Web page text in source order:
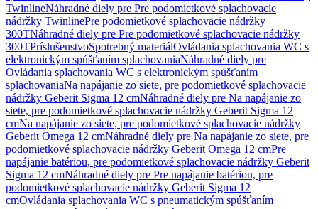
TwinlineNáhradné diely pre Pre podomietkové splachovacie
nádržky TwinlinePre podomietkové splachovacie nádržky
300TNáhradné diely pre Pre podomietkové splachovacie nádržky
300TPríslušenstvoSpotrebný materiálOvládania splachovania WC s
elektronickým spúšťaním splachovaniaNáhradné diely pre
Ovládania splachovania WC s elektronickým spúšťaním
splachovaniaNa napájanie zo siete, pre podomietkové splachovacie
nádržky Geberit Sigma 12 cmNáhradné diely pre Na napájanie zo
siete, pre podomietkové splachovacie nádržky Geberit Sigma 12
cmNa napájanie zo siete, pre podomietkové splachovacie nádržky
Geberit Omega 12 cmNáhradné diely pre Na napájanie zo siete, pre
podomietkové splachovacie nádržky Geberit Omega 12 cmPre
napájanie batériou, pre podomietkové splachovacie nádržky Geberit
Sigma 12 cmNáhradné diely pre Pre napájanie batériou, pre
podomietkové splachovacie nádržky Geberit Sigma 12
cmOvládania splachovania WC s pneumatickým spúšťaním